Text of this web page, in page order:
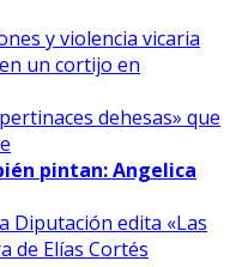
y violencia vicaria
un cortijo en
dehesas» que
pintan: Angelica
Diputación edita «Las
de Elías Cortés